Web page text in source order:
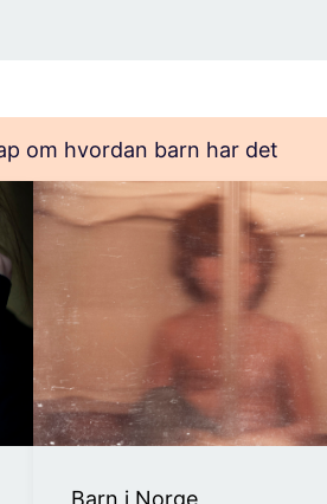
om hvordan barn har det
Barn i Norge